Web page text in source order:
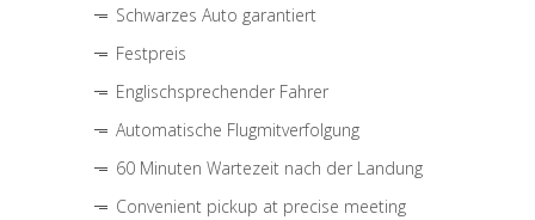
Schwarzes Auto garantiert
Festpreis
Englischsprechender Fahrer
Automatische Flugmitverfolgung
60 Minuten Wartezeit nach der Landung
Convenient pickup at precise meeting